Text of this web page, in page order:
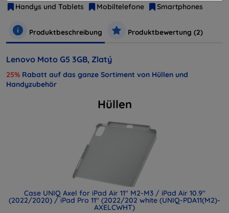
Handys und Tablets
Mobiltelefone Smartphones
Produktbeschreibung Produktbewertung (2)
Lenovo Moto G5 3GB, Zlatý
25% Rabatt auf das ganze Sortiment von Hüllen und
Handyzubehör
Hüllen
Case UNIQ Axel for iPad Air 11" M2-M3 / iPad Air 10.9"
(2022/2020) / iPad Pro 11" (2022/202 white (UNIQ-PDA11(M2)-
AXELCWHT)